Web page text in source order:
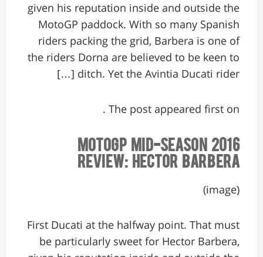
given his reputation inside and outside the
MotoGP paddock. With so many Spanish
riders packing the grid, Barbera is one of
the riders Dorna are believed to be keen to
ditch. Yet the Avintia Ducati rider […]
The post appeared first on .
2016 MotoGP Mid-Season
Review: Hector Barbera
(image)
First Ducati at the halfway point. That must
be particularly sweet for Hector Barbera,